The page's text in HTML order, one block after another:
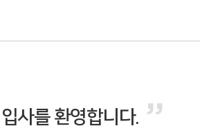
사를 환영합니다. ”